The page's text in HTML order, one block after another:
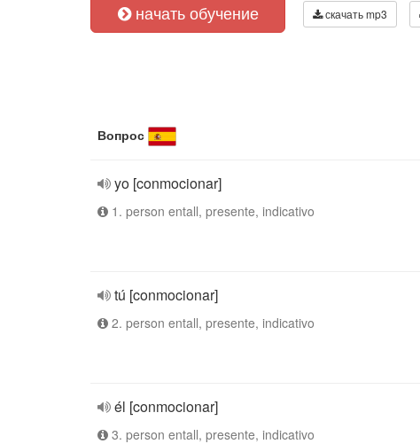
начать обучение скачать mp3
Вопрос
yo [conmocionar]
1. person entall, presente, indicativo
tú [conmocionar]
2. person entall, presente, indicativo
él [conmocionar]
3. person entall, presente, indicativo